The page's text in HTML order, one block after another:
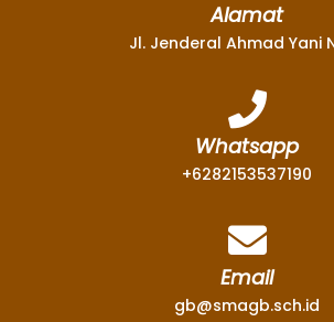
Alamat
Jl. Jenderal Ahmad Yani
Whatsapp
+6282153537190
Email
gb@smagb.sch.id